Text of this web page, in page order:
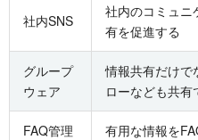
社内SNS
社内のコミュニ
有を促進する
グループ
ウェア
情報共有だけで
ローなども共
FAQ管理
有用な情報を